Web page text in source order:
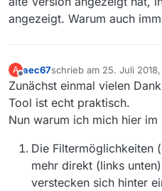
angezeigt. Warum auch
A
Offline
aec67schrieb am 25. Juli
zuletzt editiert von
Zunächst einmal vielen
Tool ist echt praktisch.
Nun warum ich mich hier
Die Filtermöglichkeiten
mehr direkt (links
verstecken sich hinter